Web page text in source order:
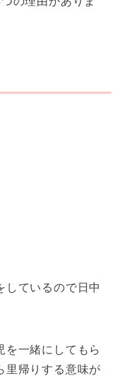
しているので日中
を一緒にしてもら
里帰りする意味が